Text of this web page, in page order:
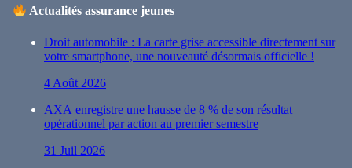
Actualités assurance jeunes
Droit automobile : La carte grise accessible directement sur
votre smartphone, une nouveauté désormais officielle !
4 Août 2026
AXA enregistre une hausse de 8 % de son résultat
opérationnel par action au premier semestre
31 Juil 2026